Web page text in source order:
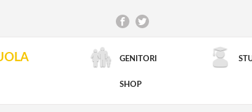
GENITORI
SHOP
RICERCA AVANZATA